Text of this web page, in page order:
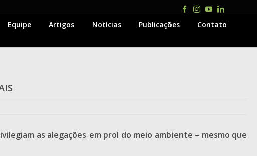
Facebook
Instagram
YouTubeLinkedIn
Equipe Artigos Notícias Publicações Contato
as alegações em prol do meio ambiente – mesmo que